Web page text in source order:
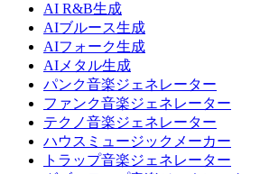
AI R&B生成
AIブルース生成
AIフォーク生成
AIメタル生成
パンク音楽ジェネレーター
ファンク音楽ジェネレーター
テクノ音楽ジェネレーター
ハウスミュージックメーカー
トラップ音楽ジェネレーター